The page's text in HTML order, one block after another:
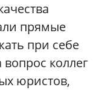
прямые
при себе
коллег
юристов,